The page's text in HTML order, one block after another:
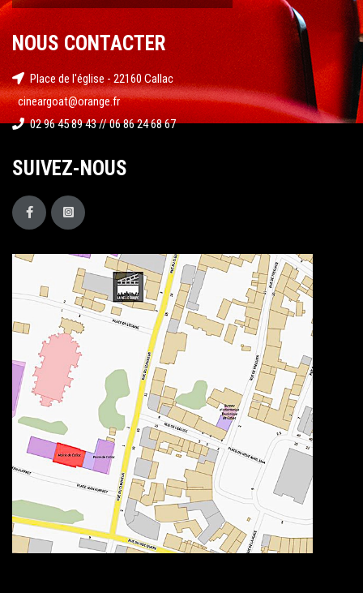
NOUS CONTACTER
Place de l'église - 22160 Callac
cineargoat@orange.fr
02 96 45 89 43 // 06 86 24 68 67
SUIVEZ-NOUS